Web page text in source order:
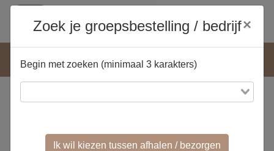
Download de 'T Croqantje app
Download
Pick & Go
Zoek je groepsbestelling / bedrijf×
Begin met zoeken (minimaal 3 karakters)
Ik wil kiezen tussen afhalen / bezorgen